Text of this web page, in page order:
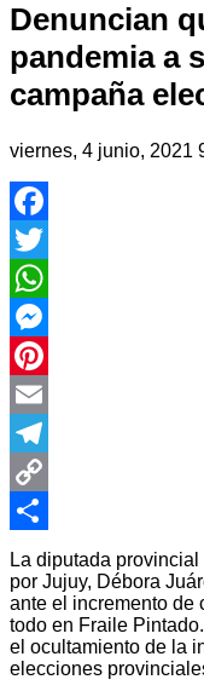
Denuncian
pandemia a
campaña
viernes, 4 junio, 2021
Facebook
Twitter
WhatsApp
Messenger
Pinterest
Email
Telegram
Copy
Link
Share
La diputada
por Jujuy, Débora
ante el incremento de
todo en Fraile
el ocultamiento de la
elecciones